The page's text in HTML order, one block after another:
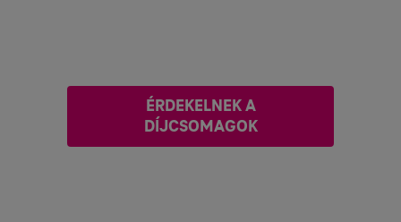
ÉRDEKELNEK A
DÍJCSOMAGOK